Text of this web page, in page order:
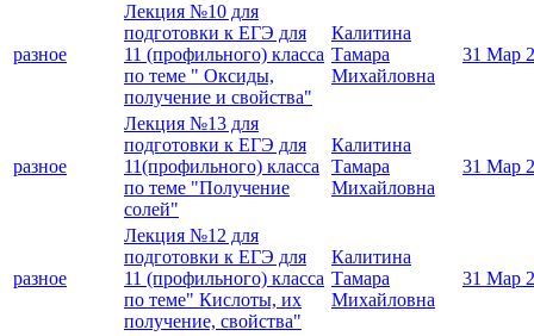
разное
Лекция №10 для
подготовки к ЕГЭ для
11 (профильного) класса
по теме " Оксиды,
получение и свойства"
Калитина
Тамара
Михайловна
31 Мар
разное
Лекция №13 для
подготовки к ЕГЭ для
11(профильного) класса
по теме "Получение
солей"
Калитина
Тамара
Михайловна
31 Мар
разное
Лекция №12 для
подготовки к ЕГЭ для
11 (профильного) класса
по теме" Кислоты, их
получение, свойства"
Калитина
Тамара
Михайловна
31 Мар